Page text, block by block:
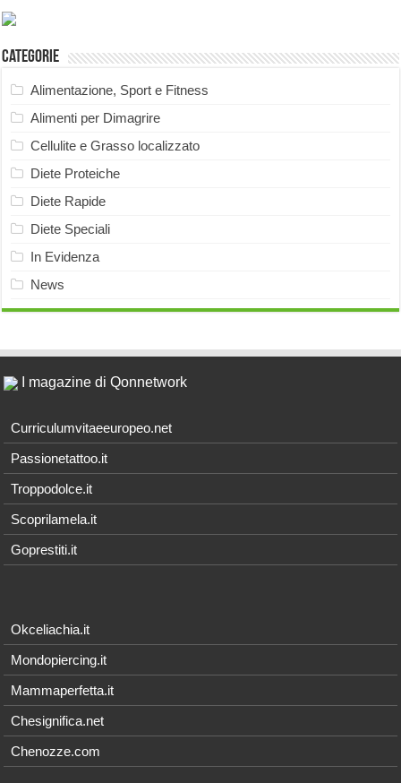
Categorie
Alimentazione, Sport e Fitness
Alimenti per Dimagrire
Cellulite e Grasso localizzato
Diete Proteiche
Diete Rapide
Diete Speciali
In Evidenza
News
I magazine di Qonnetwork
Curriculumvitaeeuropeo.net
Passionetattoo.it
Troppodolce.it
Scoprilamela.it
Goprestiti.it
Okceliachia.it
Mondopiercing.it
Mammaperfetta.it
Chesignifica.net
Chenozze.com